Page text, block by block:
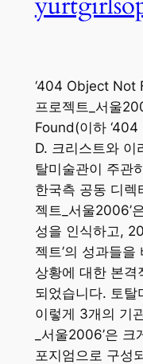
‘404 Object Not
프로젝트_서울
Found(이하 ‘404
D. 크리스트와 이
탈미술관이 주관
한국측 공동 디렉
젝트_서울2006’
성을 인식하고,
젝트’의 성과들
상황에 대한 본격
되었습니다. 토탈
이렇게 3개의 기
_서울2006’은
포지엄으로 구성